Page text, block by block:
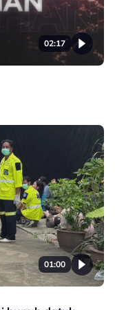
02:17
01:00